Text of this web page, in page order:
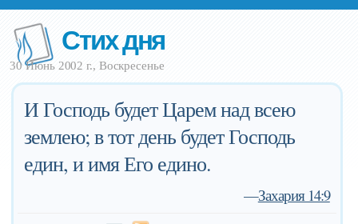
Стих дня
30 Июнь 2002 г., Воскресенье
И Господь будет Царем над всею
землею; в тот день будет Господь
един, и имя Его едино.
—Захария 14:9